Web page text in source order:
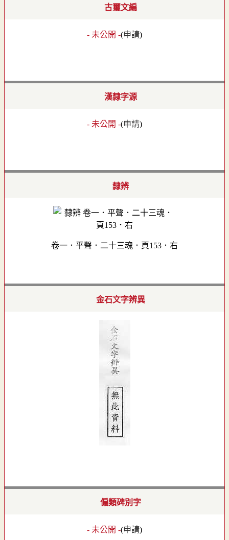
古璽文編
- 未公開 -(申請)
漢隸字源
- 未公開 -(申請)
隸辨
卷一．平聲．二十三魂．頁153．右
金石文字辨異
偏類碑別字
- 未公開 -(申請)